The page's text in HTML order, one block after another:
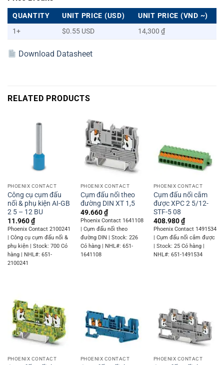
QUANTITY UNIT PRICE (USD)
UNIT PRICE (VND ~)
1+
$0.55 USD 14,300 ₫
Download Datasheet
RELATED PRODUCTS
PHOENIX CONTACT
Công cụ cụm đấu
nối & phụ kiện AI-GB
2 5 – 12 BU
11.960₫
Phoenix Contact 2100241
| Công cụ cụm đấu nối &
phụ kiện | Stock: 700 Có
hàng | NHL#: 651-
2100241
PHOENIX CONTACT
Cụm đấu nối theo
đường DIN XT 1,5
49.660₫
Phoenix Contact 1641108
| Cụm đấu nối theo
đường DIN | Stock: 226
Có hàng | NHL#: 651-
1641108
PHOENIX CONTACT
Cụm đấu nối cắm
được XPC 2 5/12-
STF-5 08
408.980₫
Phoenix Contact 1491534
| Cụm đấu nối cắm được
| Stock: 25 Có hàng |
NHL#: 651-1491534
PHOENIX CONTACT PHOENIX CONTACT PHOENIX CONTACT